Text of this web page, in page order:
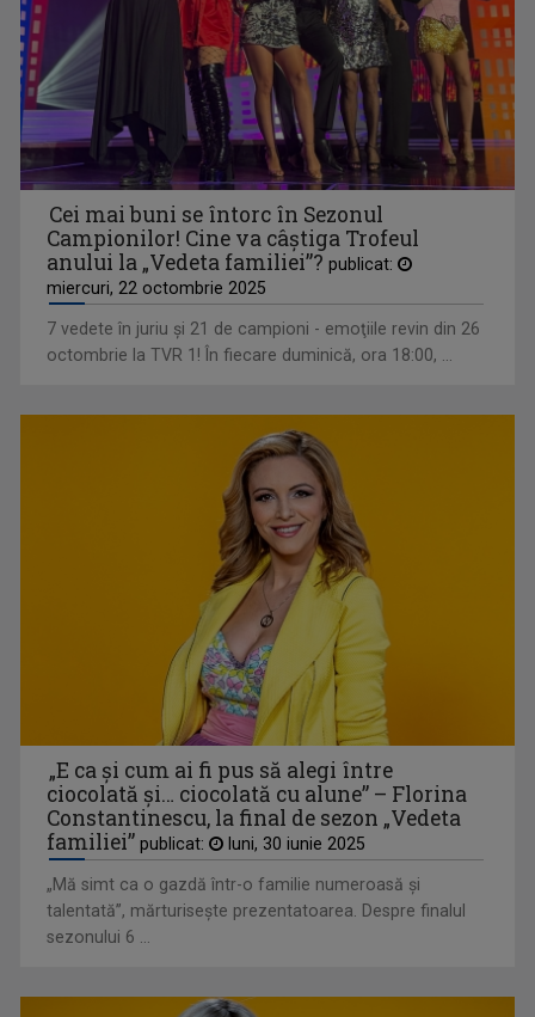
ALCHIMIA BANILOR
O emisiune educativă și utilă, „Alchimia ...
O emisiune-reverenţă în faţa valorilor şi a ...
Cei mai buni se întorc în Sezonul
Campionilor! Cine va câştiga Trofeul
anului la „Vedeta familiei”? publicat:
miercuri, 22 octombrie 2025
7 vedete în juriu și 21 de campioni - emoţiile revin din 26
octombrie la TVR 1! În fiecare duminică, ora 18:00, ...
„E ca și cum ai fi pus să alegi între
ciocolată și… ciocolată cu alune” – Florina
Constantinescu, la final de sezon „Vedeta
familiei” publicat: luni, 30 iunie 2025
„Mă simt ca o gazdă într-o familie numeroasă și
talentată”, mărturiseşte prezentatoarea. Despre finalul
sezonului 6 ...